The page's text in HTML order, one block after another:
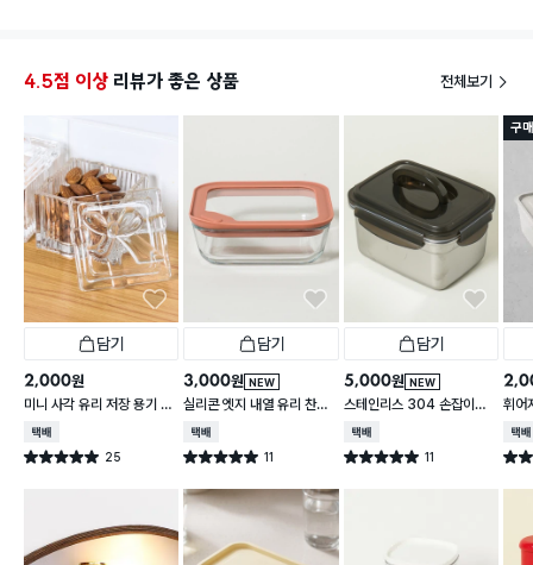
4.5점 이상 리뷰가 좋은 상품 전체보기
담기
2,000원
미니 사각 유리 저장 용기 13
0 ml
택배배송
별점 5.0점 25
건 작성
담기
NEW
3,000원
실리콘 엣지 내열 유리 찬통
550 ml
택배배송
별점 5.0점 11
건 작성
담기
NEW
5,000원
스테인리스 304 손잡이형
대용량 찬통 2.2 L
택배배송
별점 5.0점 11
건 작성
구
휘어
2 L
택배
별점